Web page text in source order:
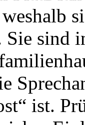
Sie sind
ist.